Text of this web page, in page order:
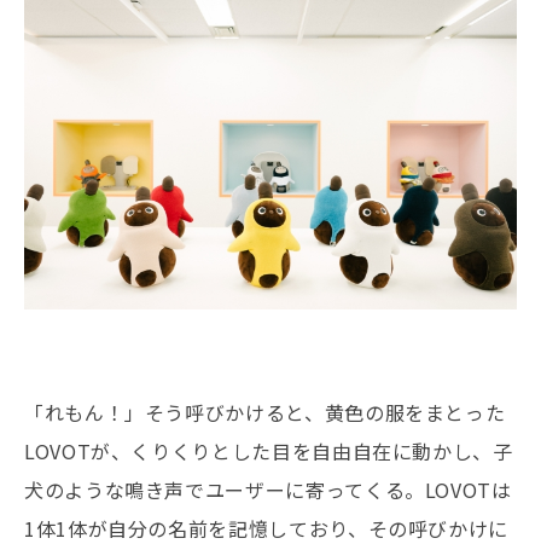
「れもん！」そう呼びかけると、黄色の服をまとった
LOVOTが、くりくりとした目を自由自在に動かし、子
犬のような鳴き声でユーザーに寄ってくる。LOVOTは
1体1体が自分の名前を記憶しており、その呼びかけに